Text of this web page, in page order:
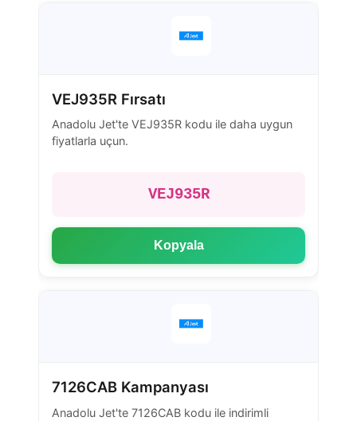
VEJ935R Fırsatı
Anadolu Jet'te VEJ935R kodu ile daha uygun
fiyatlarla uçun.
VEJ935R
Kopyala
7126CAB Kampanyası
Anadolu Jet'te 7126CAB kodu ile indirimli